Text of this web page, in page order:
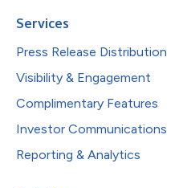
Services
Press Release Distribution
Visibility & Engagement
Complimentary Features
Investor Communications
Reporting & Analytics